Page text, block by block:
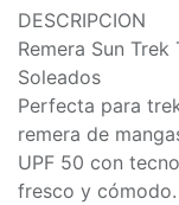
DESCRIPCION
Remera Sun
Soleados
Perfecta para
remera de
UPF 50 con
fresco y cómodo.